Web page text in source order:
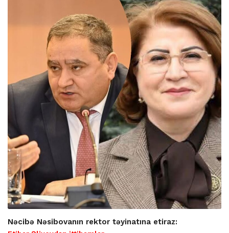
Nəcibə Nəsibovanın rektor təyinatına etiraz: